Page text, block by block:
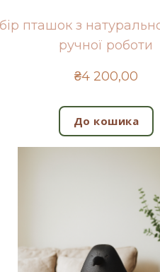
пташок з
ручної роботи
₴4 200,00
До кошика